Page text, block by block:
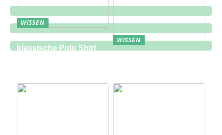
WISSEN
klassische Polo Shirt
WISSEN